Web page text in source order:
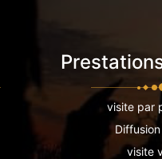
visite par
visite